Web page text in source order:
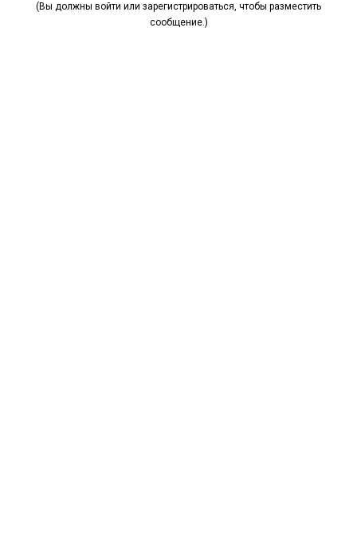
(Вы должны войти или зарегистрироваться, чтобы разместить
сообщение.)